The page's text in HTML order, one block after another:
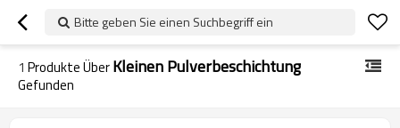
Bitte geben Sie einen Suchbegriff ein
1 Produkte ÜberKleinen Pulverbeschichtung
Gefunden